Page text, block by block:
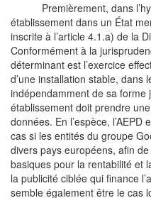
Premièrement, dans
établissement dans un État
inscrite à l’article 4.1.a) de la
Conformément à la
déterminant est l’exercice
d’une installation stable, dans
indépendamment de sa forme
établissement doit prendre
données. En l’espèce,
cas si les entités du groupe
divers pays européens, afin
basiques pour la rentabilité et
la publicité ciblée qui finance
semble également être le cas